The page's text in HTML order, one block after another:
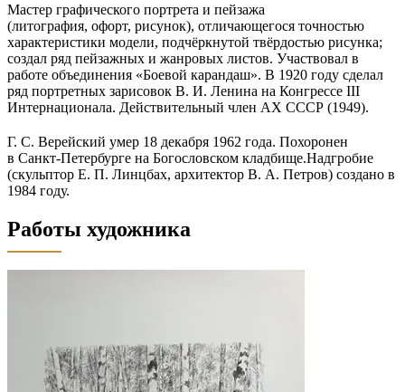
Мастер графического портрета и пейзажа
(литография, офорт, рисунок), отличающегося точностью
характеристики модели, подчёркнутой твёрдостью рисунка;
создал ряд пейзажных и жанровых листов. Участвовал в
работе объединения «Боевой карандаш». В 1920 году сделал
ряд портретных зарисовок В. И. Ленина на Конгрессе III
Интернационала. Действительный член АХ СССР (1949).
Г. С. Верейский умер 18 декабря 1962 года. Похоронен
в Санкт-Петербурге на Богословском кладбище.Надгробие
(скульптор Е. П. Линцбах, архитектор В. А. Петров) создано в
1984 году.
Работы художника